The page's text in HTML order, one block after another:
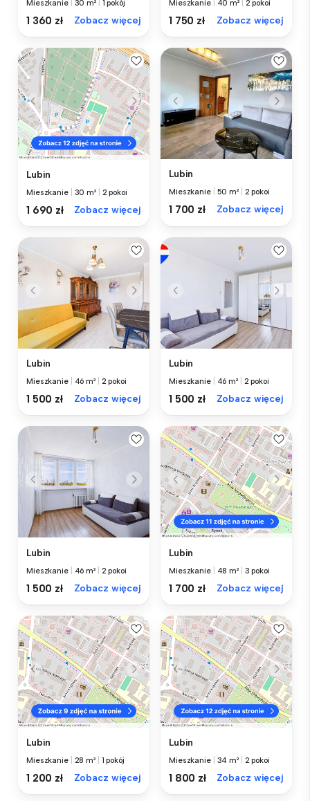
Mieszkanie 30 m² 1 pokój
1 360 zł Zobacz więcej
Mieszkanie 40 m² 2 pokoi
1 750 zł Zobacz więcej
Lubin
Mieszkanie 30 m² 2 pokoi
1 690 zł Zobacz więcej
Lubin
Mieszkanie 50 m² 2 pokoi
1 700 zł Zobacz więcej
Lubin
Mieszkanie 46 m² 2 pokoi
1 500 zł Zobacz więcej
Lubin
Mieszkanie 46 m² 2 pokoi
1 500 zł Zobacz więcej
Lubin
Mieszkanie 46 m² 2 pokoi
1 500 zł Zobacz więcej
Lubin
Mieszkanie 48 m² 3 pokoi
1 700 zł Zobacz więcej
Lubin
Mieszkanie 28 m² 1 pokój
1 200 zł Zobacz więcej
Lubin
Mieszkanie 34 m² 2 pokoi
1 800 zł Zobacz więcej